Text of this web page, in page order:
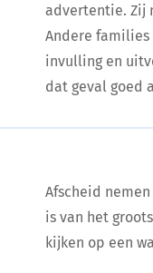
advertentie. Zij
Andere
invulling en
dat geval goed
Afscheid
is van het
kijken op een